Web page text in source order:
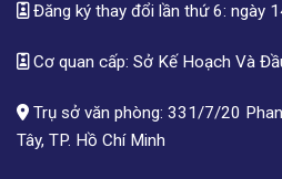
Đăng ký thay đổi lần thứ 6: ngày
Cơ quan cấp: Sở Kế Hoạch Và
Trụ sở văn phòng: 331/7/20
Tây, TP. Hồ Chí Minh